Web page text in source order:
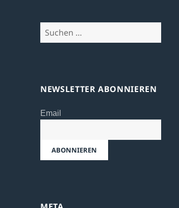
Suchen
NEWSLETTER ABONNIEREN
Email